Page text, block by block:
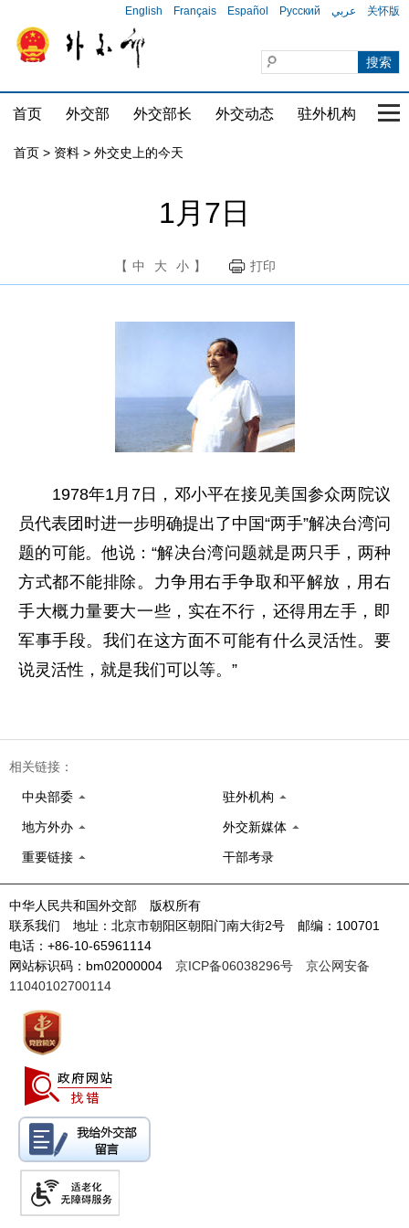
English Français Español Русский عربي 关怀版
首页 外交部 外交部长 外交动态 驻外机构 国
首页 > 资料 > 外交史上的今天
1月7日
【 中 大 小 】 打印
1978年1月7日，邓小平在接见美国参众两院议
员代表团时进一步明确提出了中国“两手”解决台湾问
题的可能。他说：“解决台湾问题就是两只手，两种
方式都不能排除。力争用右手争取和平解放，用右
手大概力量要大一些，实在不行，还得用左手，即
军事手段。我们在这方面不可能有什么灵活性。要
说灵活性，就是我们可以等。”
相关链接：
中央部委 驻外机构
地方外办 外交新媒体
重要链接 干部考录
中华人民共和国外交部 版权所有
联系我们 地址：北京市朝阳区朝阳门南大街2号 邮编：100701
电话：+86-10-65961114
网站标识码：bm02000004 京ICP备06038296号
京公网安备
11040102700114